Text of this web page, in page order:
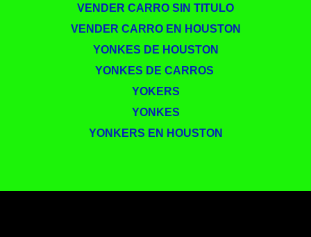
VENDER CARRO SIN TITULO
VENDER CARRO EN HOUSTON
YONKES DE HOUSTON
YONKES DE CARROS ​
YOKERS
YONKES
YONKERS EN HOUSTON